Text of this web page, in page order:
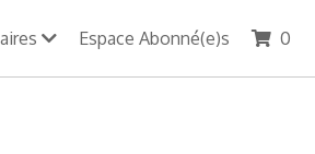
Espace Abonné(e)s 0